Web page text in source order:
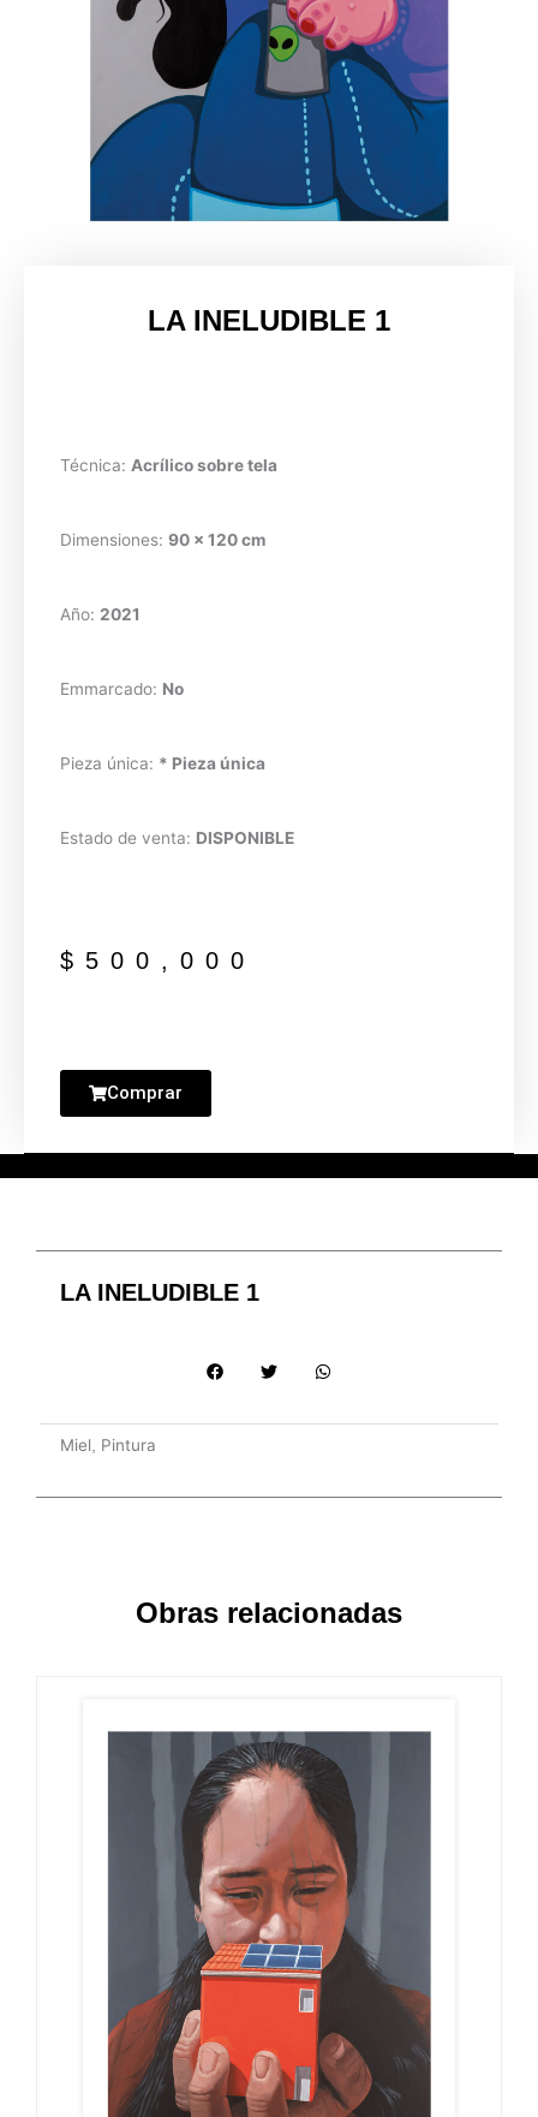
LA INELUDIBLE 1
Técnica: Acrílico sobre tela
Dimensiones: 90 x 120 cm
Año: 2021
Emmarcado: No
Pieza única: * Pieza única
Estado de venta: DISPONIBLE
$ 500,000
Comprar
LA INELUDIBLE 1
Miel, Pintura
Obras relacionadas